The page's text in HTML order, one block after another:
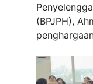
(BPJPH),
Silla
tersebut